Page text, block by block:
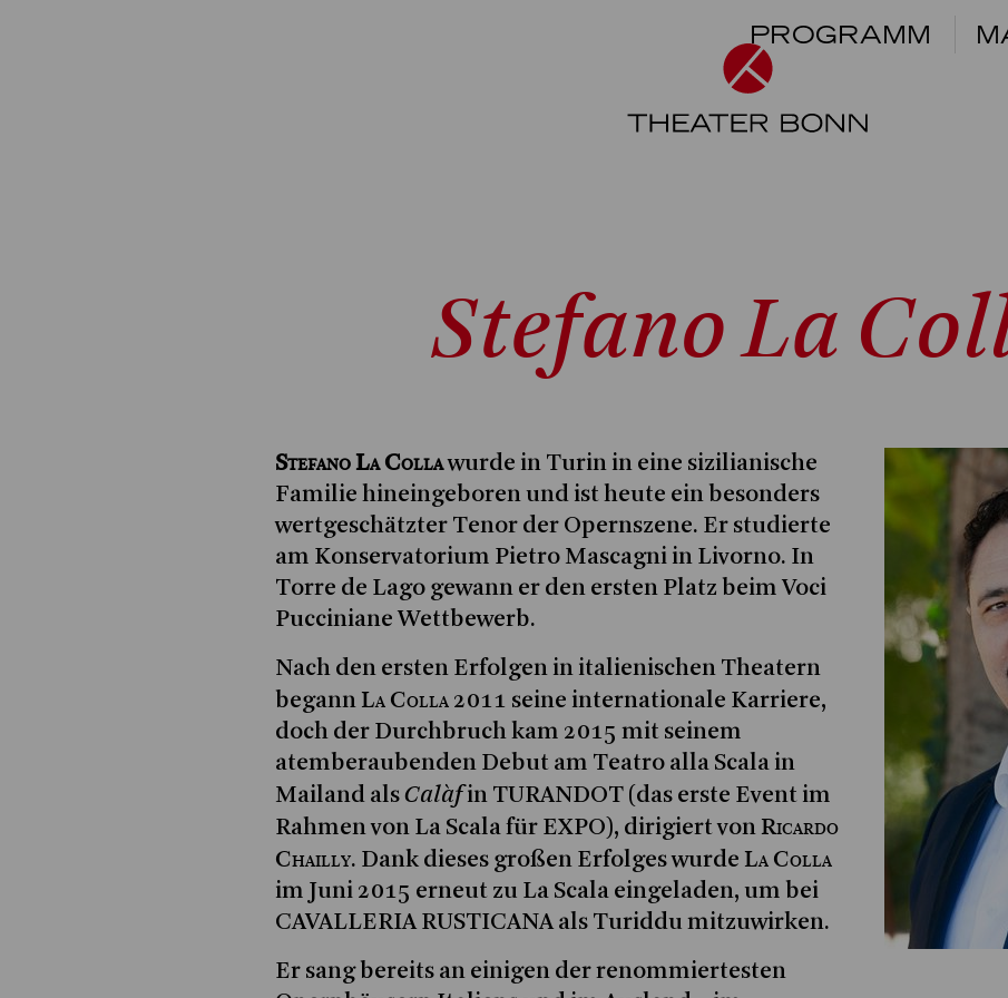
PROGRAMM
Stefano La
Stefano La Collawurde in Turin in eine sizilianische
Familie hineingeboren und ist heute ein besonders
wertgeschätzter Tenor der Opernszene. Er studierte
am Konservatorium Pietro Mascagni in Livorno. In
Torre de Lago gewann er den ersten Platz beim Voci
Pucciniane Wettbewerb.
Nach den ersten Erfolgen in italienischen Theatern
begannLa Colla 2011 seine internationale Karriere,
doch der Durchbruch kam 2015 mit seinem
atemberaubenden Debut am Teatro alla Scala in
Mailand alsCalàfin TURANDOT (das erste Event im
Rahmen von La Scala für EXPO), dirigiert vonRicardo
Chailly. Dank dieses großen Erfolges wurdeLa Colla
im Juni 2015 erneut zu La Scala eingeladen, um bei
CAVALLERIA RUSTICANA als Turiddu mitzuwirken.
Er sang bereits an einigen der renommiertesten